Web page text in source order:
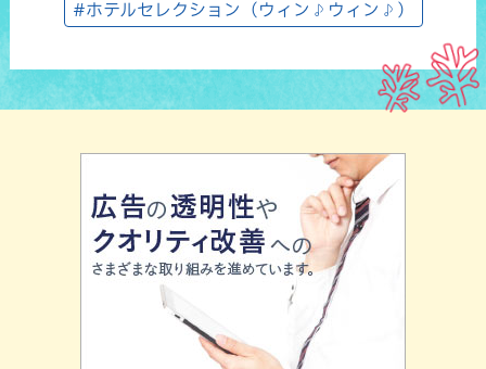
#ホテルセレクション（ウィン♪ウィン♪）